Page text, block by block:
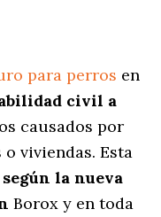
para perros en
civil a
causados por
viviendas. Esta
la nueva
Borox y en toda